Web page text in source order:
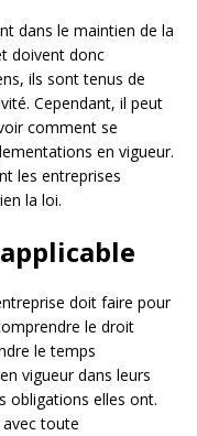
dans le maintien de la
doivent donc
ils sont tenus de
Cependant, il peut
comment se
en vigueur.
les entreprises
la loi.
doit faire pour
le droit
le temps
vigueur dans leurs
obligations elles ont.
toute